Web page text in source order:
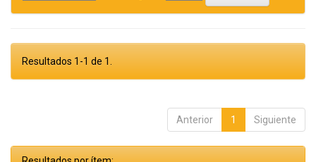
Resultados 1-1 de 1.
Anterior 1 Siguiente